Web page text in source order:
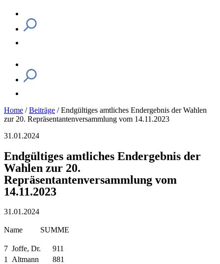
Home /Beiträge /Endgültiges amtliches Endergebnis der Wahlen
zur 20. Repräsentantenversammlung vom 14.11.2023
31.01.2024
Endgültiges amtliches Endergebnis der
Wahlen zur 20.
Repräsentantenversammlung vom
14.11.2023
31.01.2024
Name SUMME
7 Joffe, Dr. 911
1 Altmann 881